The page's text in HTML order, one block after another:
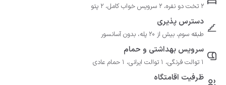
2 تخت دو نفره، 2 سرویس خواب کامل، 2 پتو
دسترس پذیری
طبقه سوم، بیش از 20 پله، بدون آسانسور
سرویس بهداشتی و حمام
1 توالت فرنگی، 1 توالت ایرانی، 1 حمام عادی
ظرفیت اقامتگاه